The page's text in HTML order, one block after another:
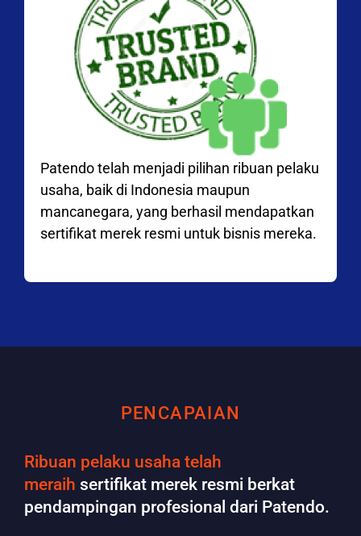
Patendo telah menjadi pilihan ribuan pelaku
usaha, baik di Indonesia maupun
mancanegara, yang berhasil mendapatkan
sertifikat merek resmi untuk bisnis mereka.
PENCAPAIAN
Ribuan pelaku usaha telah
meraih sertifikat merek resmi berkat
pendampingan profesional dari Patendo.